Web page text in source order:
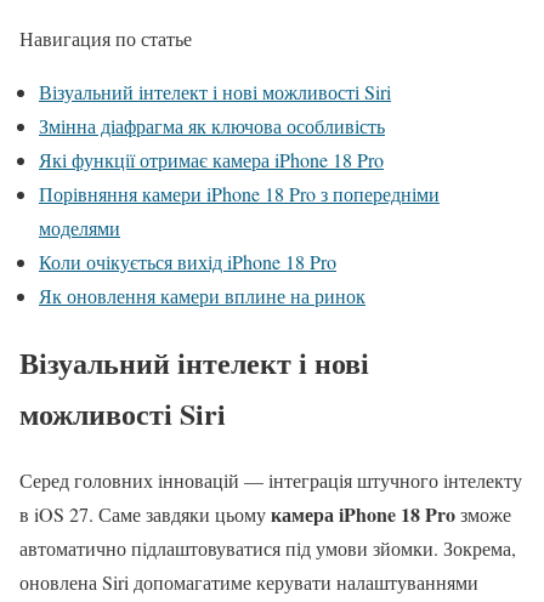
Навигация по статье
Візуальний інтелект і нові можливості Siri
Змінна діафрагма як ключова особливість
Які функції отримає камера iPhone 18 Pro
Порівняння камери iPhone 18 Pro з попередніми
моделями
Коли очікується вихід iPhone 18 Pro
Як оновлення камери вплине на ринок
Візуальний інтелект і нові
можливості Siri
Серед головних інновацій — інтеграція штучного інтелекту
в iOS 27. Саме завдяки цьомукамера iPhone 18 Proзможе
автоматично підлаштовуватися під умови зйомки. Зокрема,
оновлена Siri допомагатиме керувати налаштуваннями